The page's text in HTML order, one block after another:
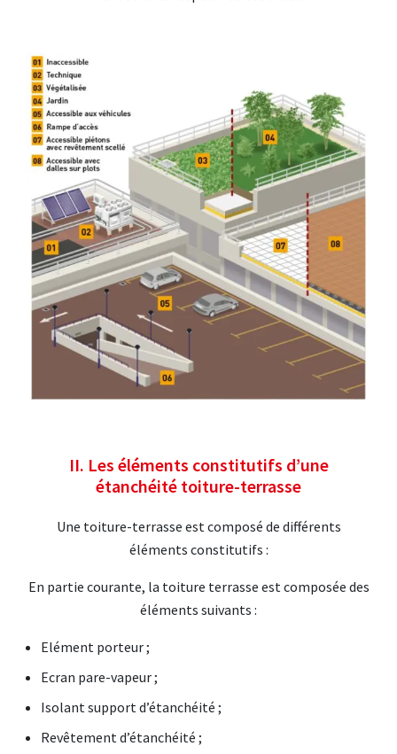
II. Les éléments constitutifs d’une
étanchéité toiture-terrasse
Une toiture-terrasse est composé de différents
éléments constitutifs :
En partie courante, la toiture terrasse est composée des
éléments suivants :
Elément porteur ;
Ecran pare-vapeur ;
Isolant support d’étanchéité ;
Revêtement d’étanchéité ;